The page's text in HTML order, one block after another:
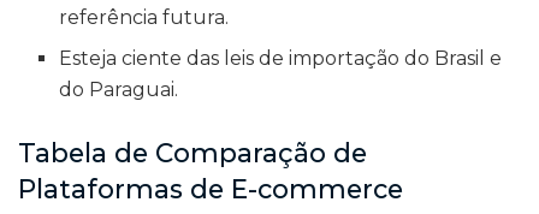
referência futura.
Esteja ciente das leis de importação do Brasil e
do Paraguai.
Tabela de Comparação de
Plataformas de E-commerce